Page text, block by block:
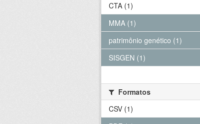
CTA (1)
MMA (1)
patrimônio genético (1)
SISGEN (1)
Formatos
CSV (1)